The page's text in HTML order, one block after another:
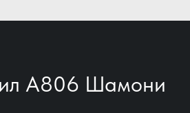
A806 Шамони